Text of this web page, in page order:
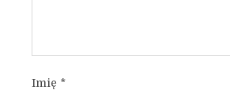
Imię *